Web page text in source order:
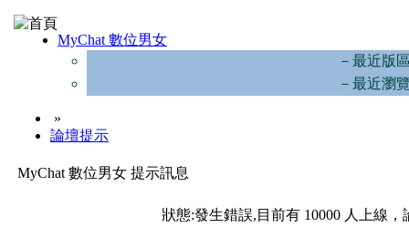
MyChat 數位男女
－最近版
－最近瀏
»
論壇提示
MyChat 數位男女 提示訊息
狀態:發生錯誤,目前有 10000 人上線